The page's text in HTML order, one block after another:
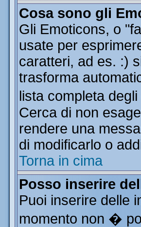
Cosa sono gli
Gli Emoticons, o
usate per
caratteri, ad es. :)
trasforma
lista completa
Cerca di non
rendere una
di modificarlo o
Torna in cima
Posso inserire
Puoi inserire delle
momento non �